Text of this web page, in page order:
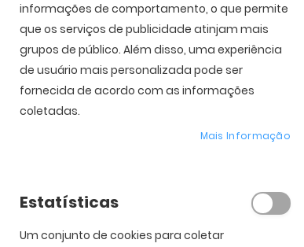
informações de comportamento, o que permite
que os serviços de publicidade atinjam mais
grupos de público. Além disso, uma experiência
de usuário mais personalizada pode ser
fornecida de acordo com as informações
coletadas.
Mais Informação
Estatísticas
Um conjunto de cookies para coletar